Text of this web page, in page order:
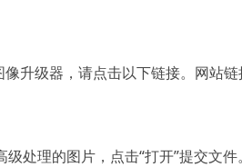
升级器，请点击以下链接。网站链
处理的图片，点击“打开”提交文件。